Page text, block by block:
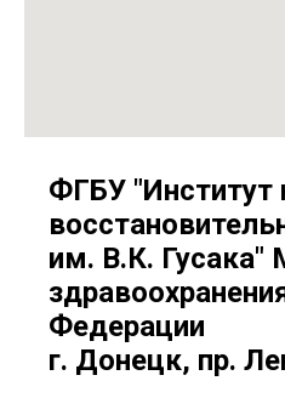
ФГБУ "Институт
им. В.К. Гусака"
Федерации
г. Донецк, пр.